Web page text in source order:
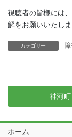
視聴者の皆様には
解をお願いいたしま
カテゴリー
神河町
ホーム